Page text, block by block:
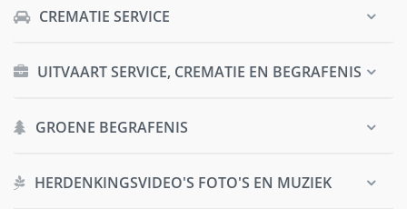
CREMATIE SERVICE
UITVAART SERVICE, CREMATIE EN BEGRAFENIS
GROENE BEGRAFENIS
HERDENKINGSVIDEO'S FOTO'S EN MUZIEK